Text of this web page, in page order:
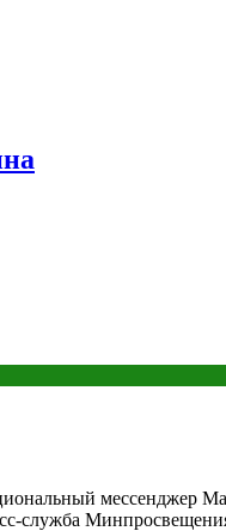
мессенджер
служба